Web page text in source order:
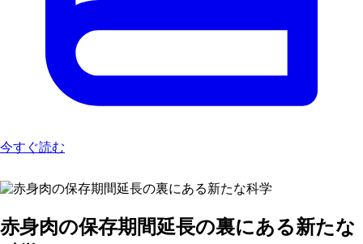
今すぐ読む
赤身肉の保存期間延長の裏にある新たな